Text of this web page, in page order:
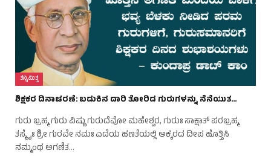
ತನ್ನಿಮಿತ್ತ
ಶಿಕ್ಷಕರ ದಿನಾಚರಣೆ: ಬದುಕಿನ ದಾರಿ ತೋರಿದ ಗುರುಗಳನ್ನು ನೆನೆಯುತ…
ಗುರು ಬ್ರಹ್ಮ ಗುರು ವಿಷ್ಣು ಗುರುದೆವೋ ಮಹೇಶ್ವರ, ಗುರುಃ ಸಾಕ್ಷಾತ್ ಪರಬ್ರಹ್ಮ
ತಸ್ಮೈಃ ಶ್ರೀ ಗುರವೇ ನಮಃ ಎದೆಯ ಹಣತೆಯಲ್ಲಿ ಅಕ್ಕರದ ದೀಪ ಹೊತ್ತಿಸಿ
ನಮ್ಮಂಥ ಅಗಣಿತ…